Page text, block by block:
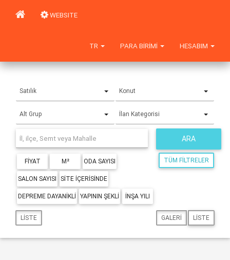
WEBSITE
HESABIM
PARA BIRIMI
TR
Satılık Konut
Alt Grup İlan Kategorisi
ARA
FIYAT M² ODA SAYISI
SALON SAYISI SITE IÇERISINDE
DEPREME DAYANIKLI YAPININ ŞEKLI İNŞA YILI
TÜM FILTRELER
LISTE GALERI LISTE